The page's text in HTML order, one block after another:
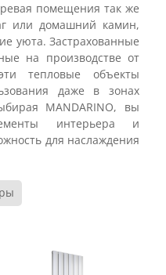
помещения так же
или домашний камин,
уюта. Застрахованные
на производстве от
тепловые объекты
даже в зонах
MANDARINO, вы
интерьера и
для наслаждения